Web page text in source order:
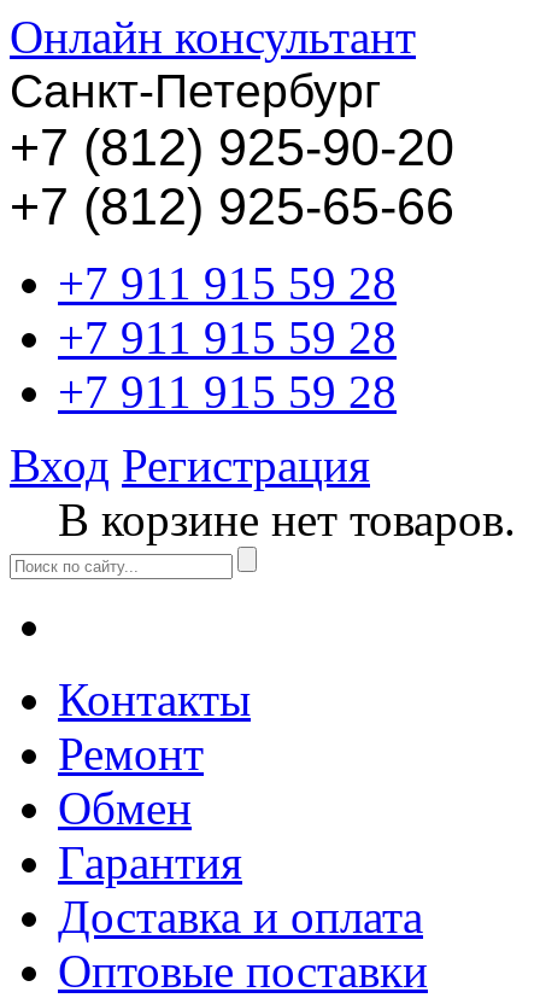
Онлайн консультант
Санкт-Петербург
+7 (812) 925-90-20
+7 (812) 925-65-66
+7 911 915 59 28
+7 911 915 59 28
+7 911 915 59 28
Вход Регистрация
В корзине нет товаров.
Контакты
Ремонт
Обмен
Гарантия
Доставка и оплата
Оптовые поставки